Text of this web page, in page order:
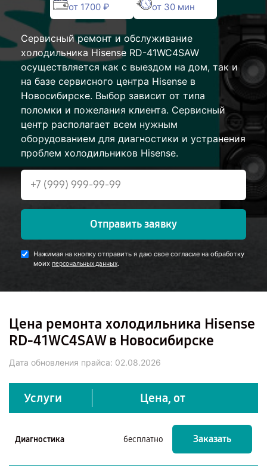
от 1700 ₽ от 30 мин
Сервисный ремонт и обслуживание
холодильника Hisense RD-41WC4SAW
осуществляется как с выездом на дом, так и
на базе сервисного центра Hisense в
Новосибирске. Выбор зависит от типа
поломки и пожелания клиента. Сервисный
центр располагает всем нужным
оборудованием для диагностики и устранения
проблем холодильников Hisense.
Отправить заявку
Нажимая на кнопку отправить я даю свое согласие на обработку
моих персональных данных.
Цена ремонта холодильника Hisense
RD-41WC4SAW в Новосибирске
Дата обновления прайса: 02.08.2026
Услуги Цена, от
Диагностика бесплатно Заказать